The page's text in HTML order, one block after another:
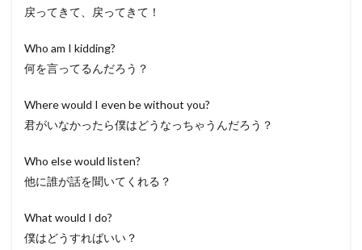
戻ってきて、戻ってきて！
Who am I kidding?
何を言ってるんだろう？
Where would I even be without you?
君がいなかったら僕はどうなっちゃうんだろう？
Who else would listen?
他に誰が話を聞いてくれる？
What would I do?
僕はどうすればいい？